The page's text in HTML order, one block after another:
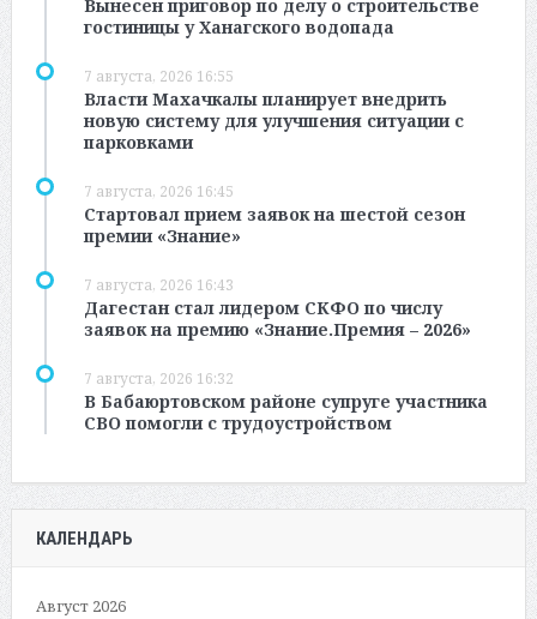
Вынесен приговор по делу о строительстве
гостиницы у Ханагского водопада
7 августа, 2026 16:55
Власти Махачкалы планирует внедрить
новую систему для улучшения ситуации с
парковками
7 августа, 2026 16:45
Стартовал прием заявок на шестой сезон
премии «Знание»
7 августа, 2026 16:43
Дагестан стал лидером СКФО по числу
заявок на премию «Знание.Премия – 2026»
7 августа, 2026 16:32
В Бабаюртовском районе супруге участника
СВО помогли с трудоустройством
КАЛЕНДАРЬ
Август 2026